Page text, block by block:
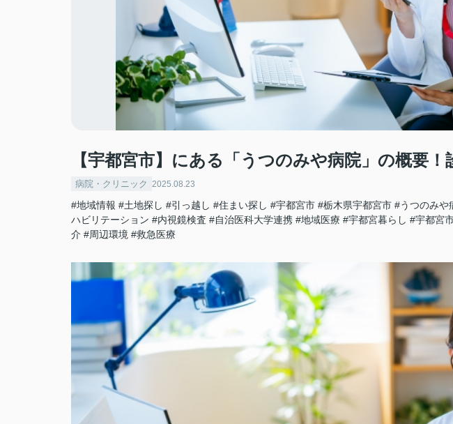
【宇都宮市】にある「うつのみや病院」の概要
病院・クリニック 2025.08.23
#地域情報 #土地探し #引っ越し #住まい探し #宇都宮市 #栃木県宇都宮市 #うつのみや
ハビリテーション #内視鏡検査 #自治医科大学連携 #地域医療 #宇都宮暮らし #宇都宮
介 #周辺環境 #救急医療